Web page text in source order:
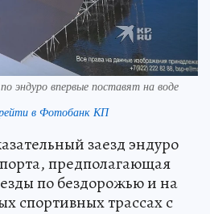
эндуро впервые поставят на воде
в Фотобанк КП
заезд эндуро
предполагающая
по бездорожью и на
спортивных трассах с